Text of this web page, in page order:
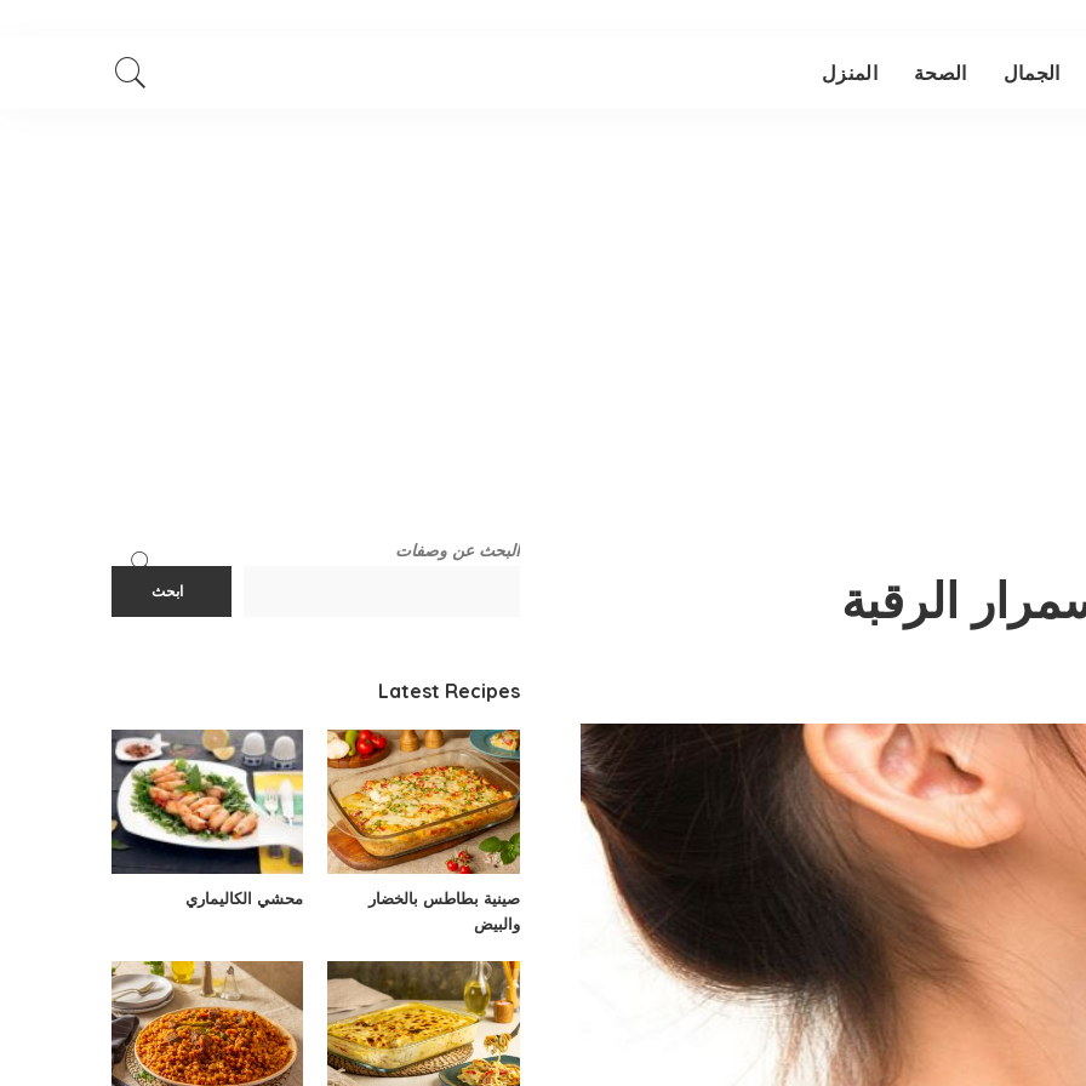
الجمال الصحة المنزل
البحث عن وصفات
ابحث
Latest Recipes
صينية بطاطس بالخضار
والبيض
محشي الكاليماري